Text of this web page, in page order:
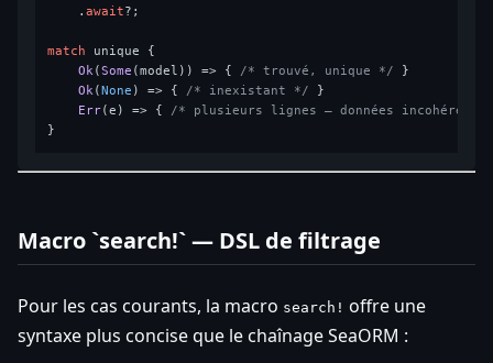
    .
await?;
match unique {
Ok(Some (model)) => { /* trouvé, unique */ }
Ok( None ) => { /* inexistant */ }
Err(e) => { /* plusieurs lignes — données
Macro `search!` — DSL de filtrage
Pour les cas courants, la macro search! offre une
syntaxe plus concise que le chaînage SeaORM :